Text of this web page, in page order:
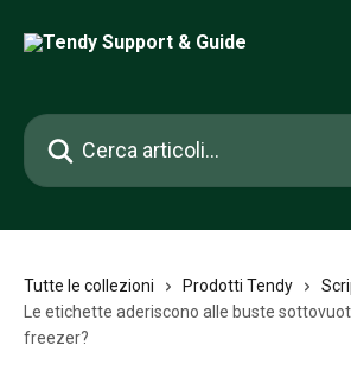
Cerca articoli…
Tutte le collezioni Prodotti Tendy
Le etichette aderiscono alle buste
freezer?